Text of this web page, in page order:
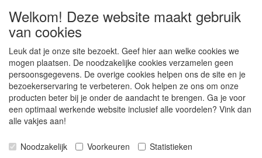
SOCIALE MEDIA
De webshop voor kunststof platen, folies, buizen
Kunststof bewerkingen, productontwerp en
duurzame oplossingen.
Welkom! Deze website maakt gebruik
van cookies
Leuk dat je onze site bezoekt. Geef hier aan welke cookies we
mogen plaatsen. De noodzakelijke cookies verzamelen geen
persoonsgegevens. De overige cookies helpen ons de site en je
bezoekerservaring te verbeteren. Ook helpen ze ons om onze
producten beter bij je onder de aandacht te brengen. Ga je voor
een optimaal werkende website inclusief alle voordelen? Vink dan
alle vakjes aan!
Noodzakelijk Voorkeuren Statistieken